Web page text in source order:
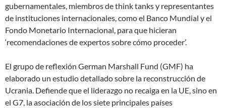
gubernamentales, miembros de think tanks y representantes
de instituciones internacionales, como el Banco Mundial y el
Fondo Monetario Internacional, para que hicieran
‘recomendaciones de expertos sobre cómo proceder’.
El grupo de reflexión German Marshall Fund (GMF) ha
elaborado un estudio detallado sobre la reconstrucción de
Ucrania. Defiende que el liderazgo no recaiga en la UE, sino en
el G7, la asociación de los siete principales países